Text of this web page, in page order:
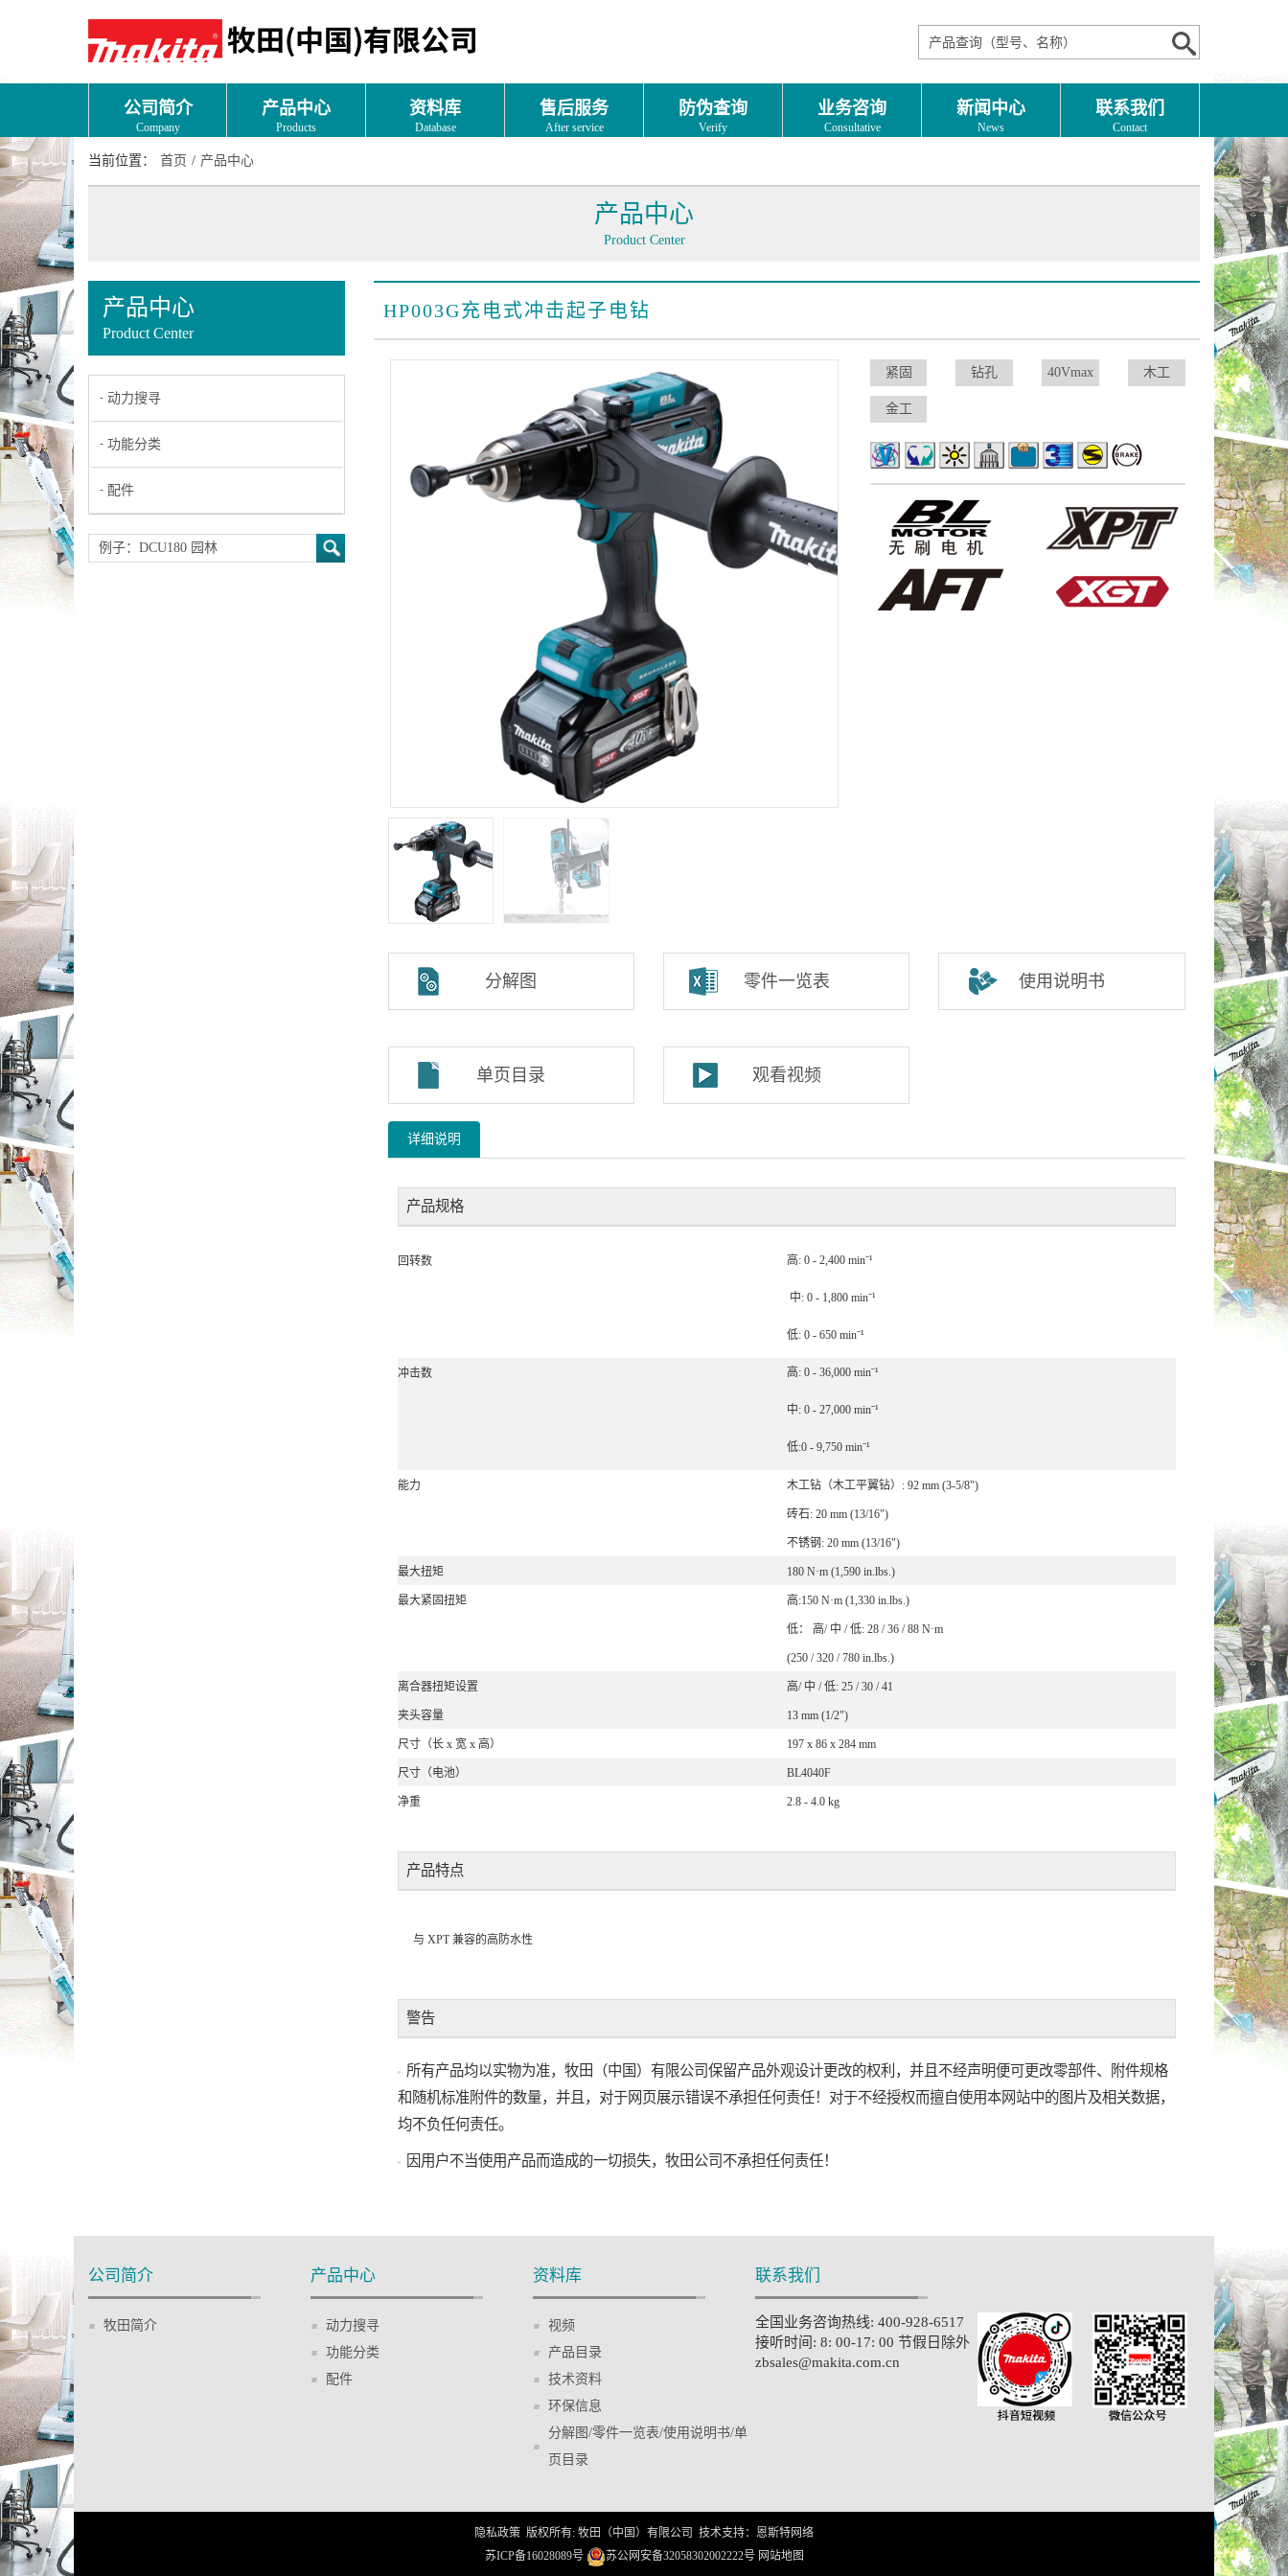
公司简介
Company
产品中心
Products
资料库
Database
售后服务
After service
防伪查询
Verify
业务咨询
Consultative
新闻中心
News
联系我们
Contact
当前位置： 首页 / 产品中心
产品中心
Product Center
产品中心
Product Center
动力搜寻
功能分类
配件
HP003G充电式冲击起子电钻
紧固 钻孔 40Vmax 木工
金工
分解图 零件一览表 使用说明书
单页目录 观看视频
详细说明
产品规格
回转数 高: 0 - 2,400 minˉ¹
中: 0 - 1,800 minˉ¹
低: 0 - 650 minˉ¹
冲击数 高: 0 - 36,000 minˉ¹
中: 0 - 27,000 minˉ¹
低:0 - 9,750 minˉ¹
能力 木工钻（木工平翼钻）: 92 mm (3-5/8")
砖石: 20 mm (13/16")
不锈钢: 20 mm (13/16")
最大扭矩 180 N·m (1,590 in.lbs.)
最大紧固扭矩 高:150 N·m (1,330 in.lbs.)
低： 高/ 中 / 低: 28 / 36 / 88 N·m
(250 / 320 / 780 in.lbs.)
离合器扭矩设置 高/ 中 / 低: 25 / 30 / 41
夹头容量 13 mm (1/2")
尺寸（长 x 宽 x 高） 197 x 86 x 284 mm
尺寸（电池） BL4040F
净重 2.8 - 4.0 kg
产品特点
与 XPT 兼容的高防水性
警告
所有产品均以实物为准，牧田（中国）有限公司保留产品外观设计更改的权利，并且不经声明便可更改零部件、附件规格
和随机标准附件的数量，并且，对于网页展示错误不承担任何责任！对于不经授权而擅自使用本网站中的图片及相关数据，
均不负任何责任。
因用户不当使用产品而造成的一切损失，牧田公司不承担任何责任！
公司简介
牧田简介
产品中心
动力搜寻
功能分类
配件
资料库
视频
产品目录
技术资料
环保信息
分解图/零件一览表/使用说明书/单
页目录
联系我们
全国业务咨询热线: 400-928-6517
接听时间: 8: 00-17: 00 节假日除外
zbsales@makita.com.cn
隐私政策 版权所有: 牧田（中国）有限公司 技术支持： 恩斯特网络
苏ICP备16028089号
苏公网安备32058302002222号 网站地图